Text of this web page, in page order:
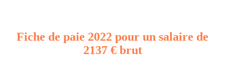
Fiche de paie 2022 pour un salaire de
2137 € brut